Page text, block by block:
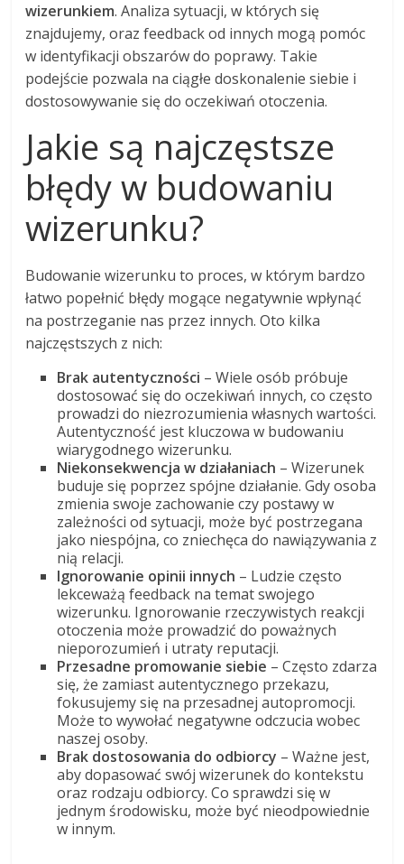
wizerunkiem. Analiza sytuacji, w których się
znajdujemy, oraz feedback od innych mogą pomóc
w identyfikacji obszarów do poprawy. Takie
podejście pozwala na ciągłe doskonalenie siebie i
dostosowywanie się do oczekiwań otoczenia.
Jakie są najczęstsze
błędy w budowaniu
wizerunku?
Budowanie wizerunku to proces, w którym bardzo
łatwo popełnić błędy mogące negatywnie wpłynąć
na postrzeganie nas przez innych. Oto kilka
najczęstszych z nich:
Brak autentyczności – Wiele osób próbuje
dostosować się do oczekiwań innych, co często
prowadzi do niezrozumienia własnych wartości.
Autentyczność jest kluczowa w budowaniu
wiarygodnego wizerunku.
Niekonsekwencja w działaniach – Wizerunek
buduje się poprzez spójne działanie. Gdy osoba
zmienia swoje zachowanie czy postawy w
zależności od sytuacji, może być postrzegana
jako niespójna, co zniechęca do nawiązywania z
nią relacji.
Ignorowanie opinii innych – Ludzie często
lekceważą feedback na temat swojego
wizerunku. Ignorowanie rzeczywistych reakcji
otoczenia może prowadzić do poważnych
nieporozumień i utraty reputacji.
Przesadne promowanie siebie – Często zdarza
się, że zamiast autentycznego przekazu,
fokusujemy się na przesadnej autopromocji.
Może to wywołać negatywne odczucia wobec
naszej osoby.
Brak dostosowania do odbiorcy – Ważne jest,
aby dopasować swój wizerunek do kontekstu
oraz rodzaju odbiorcy. Co sprawdzi się w
jednym środowisku, może być nieodpowiednie
w innym.